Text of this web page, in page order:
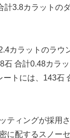
3.8カラットの
カラットのラウ
合計0.48カラ
トには、143石
ィングが採用
に配するスノー